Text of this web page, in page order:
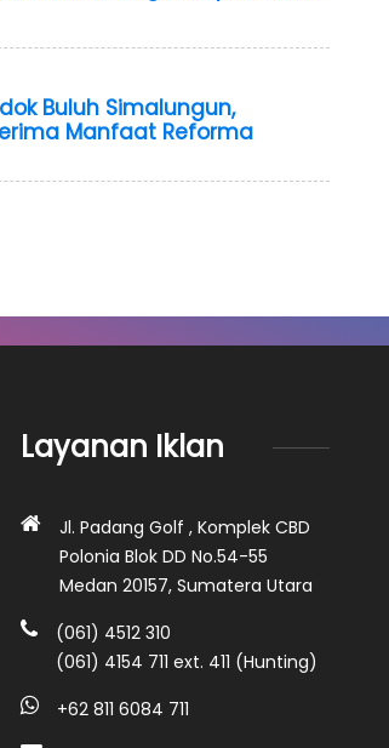
Buluh Simalungun,
Manfaat Reforma
Layanan Iklan
Jl. Padang Golf , Komplek CBD
Polonia Blok DD No.54-55
Medan 20157, Sumatera Utara
(061) 4512 310
(061) 4154 711 ext. 411 (Hunting)
+62 811 6084 711